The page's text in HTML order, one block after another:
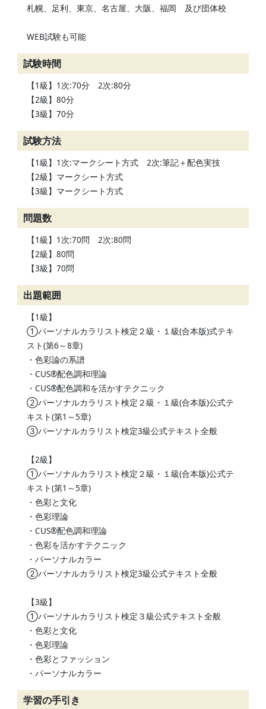
札幌、足利、東京、名古屋、大阪、福岡 及び団体校
WEB試験も可能
試験時間
【1級】1次:70分 2次:80分
【2級】80分
【3級】70分
試験方法
【1級】1次:マークシート方式 2次:筆記＋配色実技
【2級】マークシート方式
【3級】マークシート方式
問題数
【1級】1次:70問 2次:80問
【2級】80問
【3級】70問
出題範囲
【1級】
①パーソナルカラリスト検定２級・１級(合本版)式テキ
スト(第6～8章)
・色彩論の系譜
・CUS®配色調和理論
・CUS®配色調和を活かすテクニック
②パーソナルカラリスト検定２級・１級(合本版)公式テ
キスト(第1～5章)
③パーソナルカラリスト検定3級公式テキスト全般
【2級】
①パーソナルカラリスト検定２級・１級(合本版)公式テ
キスト(第1～5章)
・色彩と文化
・色彩理論
・CUS®配色調和理論
・色彩を活かすテクニック
・パーソナルカラー
②パーソナルカラリスト検定3級公式テキスト全般
【3級】
①パーソナルカラリスト検定３級公式テキスト全般
・色彩と文化
・色彩理論
・色彩とファッション
・パーソナルカラー
学習の手引き